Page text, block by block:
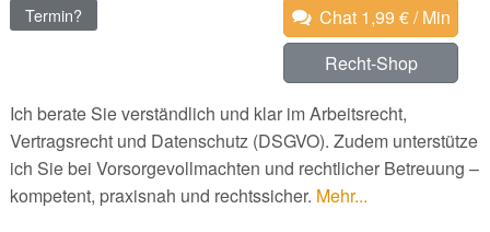
Termin?
Chat 1,99 € / Min
Recht-Shop
Ich berate Sie verständlich und klar im Arbeitsrecht,
Vertragsrecht und Datenschutz (DSGVO). Zudem unterstütze
ich Sie bei Vorsorgevollmachten und rechtlicher Betreuung –
kompetent, praxisnah und rechtssicher. Mehr...